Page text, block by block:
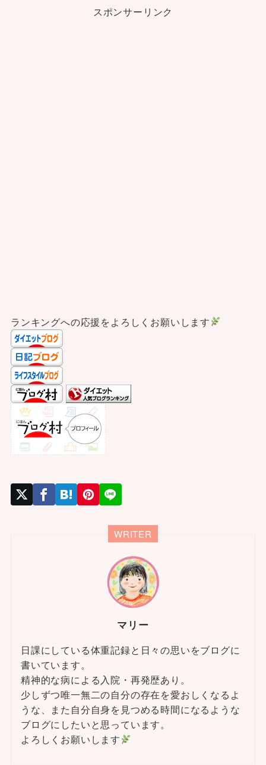
スポンサーリンク
ランキングへの応援をよろしくお願いします
WRITER
マリー
日課にしている体重記録と日々の思いをブログに
書いています。
精神的な病による入院・再発歴あり。
少しずつ唯一無二の自分の存在を愛おしくなるよ
うな、また自分自身を見つめる時間になるような
ブログにしたいと思っています。
よろしくお願いします